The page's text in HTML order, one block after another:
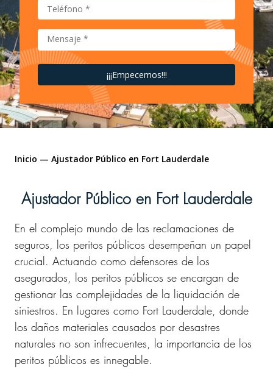
Inicio — Ajustador Público en Fort Lauderdale
Ajustador Público en Fort Lauderdale
En el complejo mundo de las reclamaciones de
seguros, los peritos públicos desempeñan un papel
crucial. Actuando como defensores de los
asegurados, los peritos públicos se encargan de
gestionar las complejidades de la liquidación de
siniestros. En lugares como Fort Lauderdale, donde
los daños materiales causados por desastres
naturales no son infrecuentes, la importancia de los
peritos públicos es innegable.